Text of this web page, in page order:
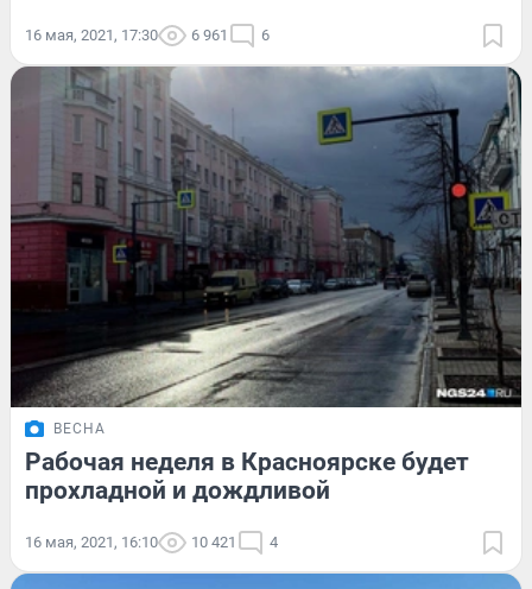
16 мая, 2021, 17:30 6 961 6
ВЕСНА
Рабочая неделя в Красноярске будет
прохладной и дождливой
16 мая, 2021, 16:10 10 421 4